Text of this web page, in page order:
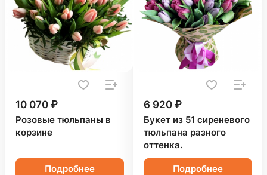
10 070 ₽
Розовые тюльпаны в
корзине
Подробнее
6 920 ₽
Букет из 51 сиреневого
тюльпана разного
оттенка.
Подробнее